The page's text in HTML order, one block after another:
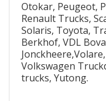
Otokar, Peugeot,
Renault Trucks,
Solaris, Toyota,
Berkhof, VDL
Volkswagen
trucks, Yutong.